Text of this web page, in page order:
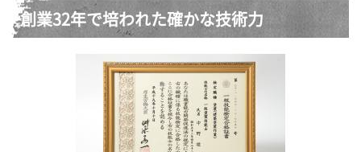
創業32年で培われた確かな技術力